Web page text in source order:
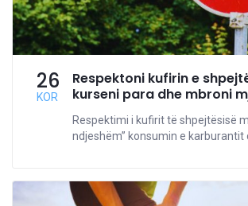
26
KOR
Respektoni kufirin e
kurseni para dhe mbroni
Respektimi i kufirit të shpejtësisë
ndjeshëm” konsumin e karburantit